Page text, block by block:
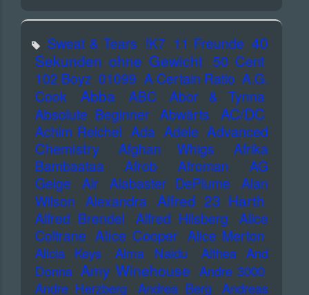
Sweat & Tears !K7 11 Freunde 40
Sekunden ohne Gewicht 50 Cent
102 Boyz 01099 A Certain Ratio A.G.
Cook
Abba ABC
Abor & Tynna
Absolute Beginner Abwärts AC/DC
Achim Reichel Ada Adele Advanced
Chemistry
Afghan Whigs
Afrika
Bambaataa
Afrob Afroman
AG
Geige
Air Alabaster DePlume
Alan
Wilson Alexandra Alfred 23 Harth
Alfred Brendel Alfred Hilsberg
Alice
Coltrane Alice Cooper Alice Merton
Alicia Keys Alma Naidu
Althea And
Donna Amy Winehouse Andre 3000
Andre Herzberg
Andrea Berg
Andreas